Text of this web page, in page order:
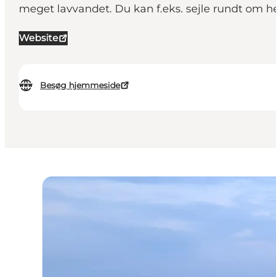
meget lavvandet. Du kan f.eks. sejle rundt om
Website
Besøg hjemmeside